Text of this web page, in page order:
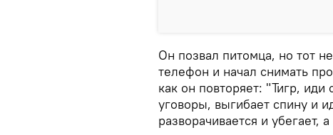
Он позвал питомца, но тот
телефон и начал снимать
как он повторяет: "Тигр,
уговоры, выгибает спину и
разворачивается и убегает,